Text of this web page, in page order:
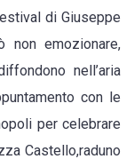
di Giuseppe
non emozionare,
nell’aria
con le
per celebrare
Castello,raduno